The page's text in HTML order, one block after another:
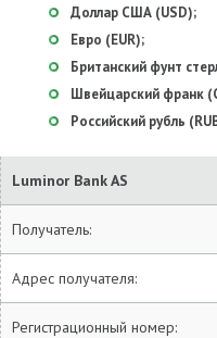
Доллар США (USD);
Евро (EUR);
Британский фунт
Швейцарский франк
Российский рубль
Luminor Bank AS
Получатель:
Адрес получателя:
Регистрационный номер: